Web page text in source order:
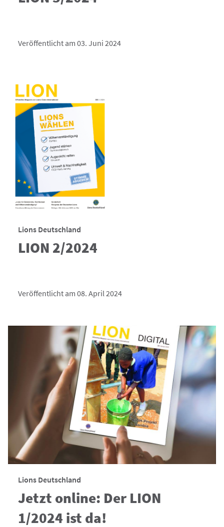
Veröffentlicht am 03. Juni 2024
Lions Deutschland
LION 2/2024
Veröffentlicht am 08. April 2024
Lions Deutschland
Jetzt online: Der LION
1/2024 ist da!